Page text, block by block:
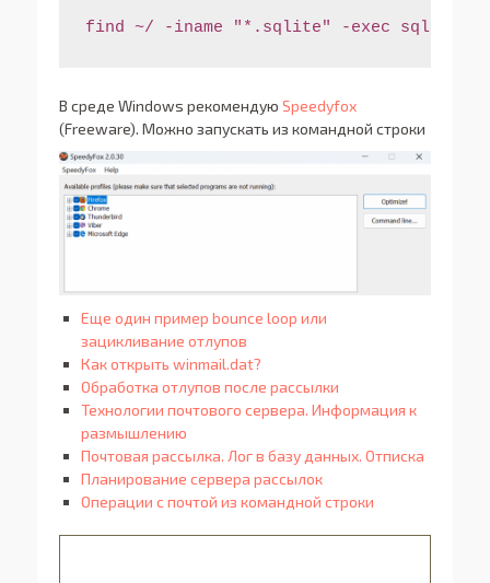
В среде Windows рекомендую Speedyfox
(Freeware). Можно запускать из командной строки
Еще один пример bounce loop или
зацикливание отлупов
Как открыть winmail.dat?
Обработка отлупов после рассылки
Технологии почтового сервера. Информация к
размышлению
Почтовая рассылка. Лог в базу данных. Отписка
Планирование сервера рассылок
Операции с почтой из командной строки